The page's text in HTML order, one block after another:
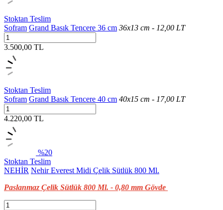
Stoktan Teslim
Sofram Grand Basık Tencere 36 cm 36x13 cm - 12,00 LT
3.500,00 TL
Stoktan Teslim
Sofram Grand Basık Tencere 40 cm 40x15 cm - 17,00 LT
4.220,00 TL
%20
Stoktan Teslim
NEHİR Nehir Everest Midi Çelik Sütlük 800 Ml.
Paslanmaz Çelik Sütlük 800 Ml. - 0,80 mm Gövde